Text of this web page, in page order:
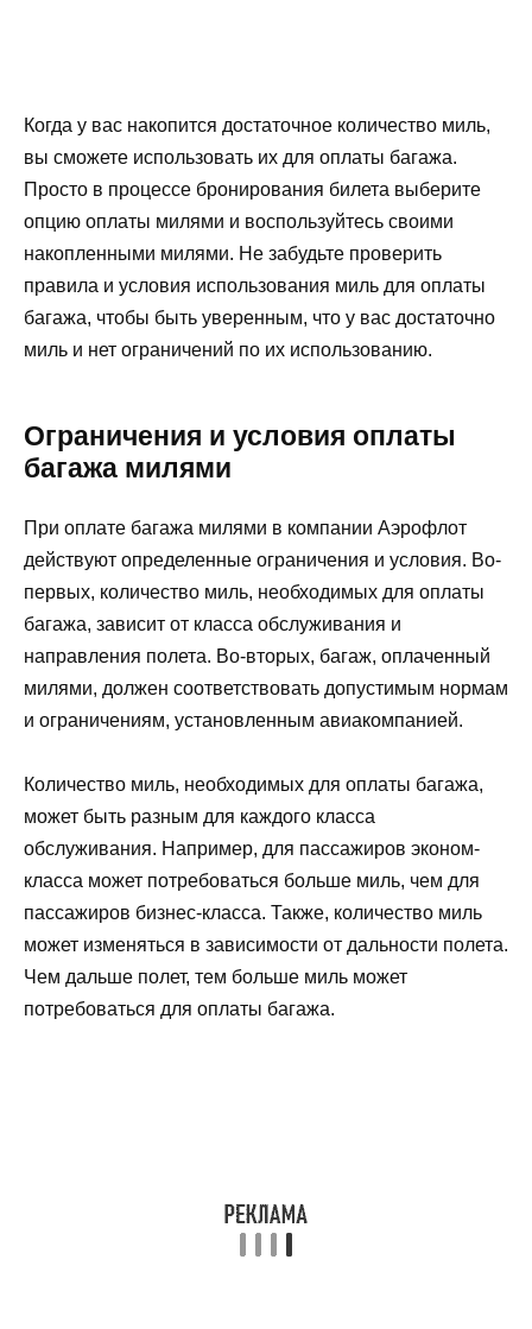
Когда у вас накопится достаточное количество миль,
вы сможете использовать их для оплаты багажа.
Просто в процессе бронирования билета выберите
опцию оплаты милями и воспользуйтесь своими
накопленными милями. Не забудьте проверить
правила и условия использования миль для оплаты
багажа, чтобы быть уверенным, что у вас достаточно
миль и нет ограничений по их использованию.
Ограничения и условия оплаты
багажа милями
При оплате багажа милями в компании Аэрофлот
действуют определенные ограничения и условия. Во-
первых, количество миль, необходимых для оплаты
багажа, зависит от класса обслуживания и
направления полета. Во-вторых, багаж, оплаченный
милями, должен соответствовать допустимым нормам
и ограничениям, установленным авиакомпанией.
Количество миль, необходимых для оплаты багажа,
может быть разным для каждого класса
обслуживания. Например, для пассажиров эконом-
класса может потребоваться больше миль, чем для
пассажиров бизнес-класса. Также, количество миль
может изменяться в зависимости от дальности полета.
Чем дальше полет, тем больше миль может
потребоваться для оплаты багажа.